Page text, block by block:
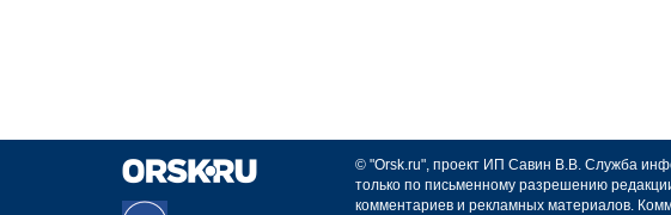
© "Orsk.ru", проект ИП Савин В.В. Служба
только по письменному разрешению
комментариев и рекламных материалов.